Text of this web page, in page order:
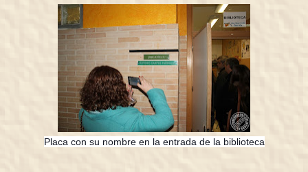
Placa con su nombre en la entrada de la biblioteca